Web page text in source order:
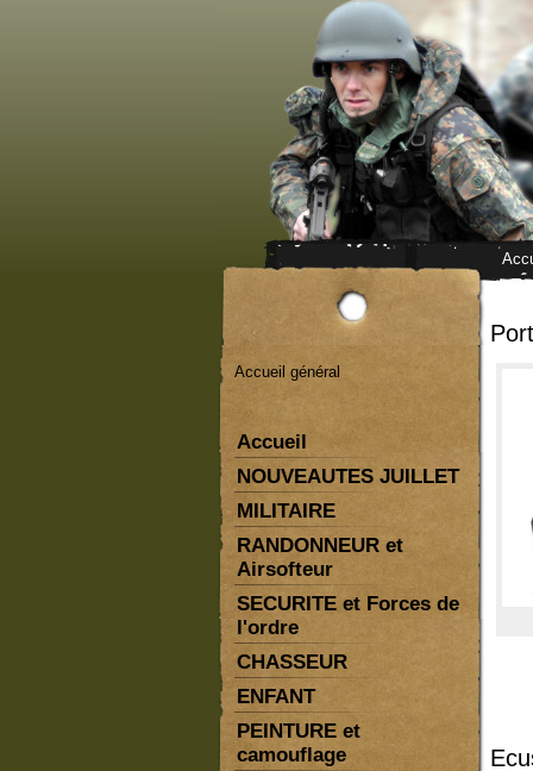
Accueil général
Accueil
NOUVEAUTES JUILLET
MILITAIRE
RANDONNEUR et
Airsofteur
SECURITE et Forces de
l'ordre
CHASSEUR
ENFANT
PEINTURE et
camouflage